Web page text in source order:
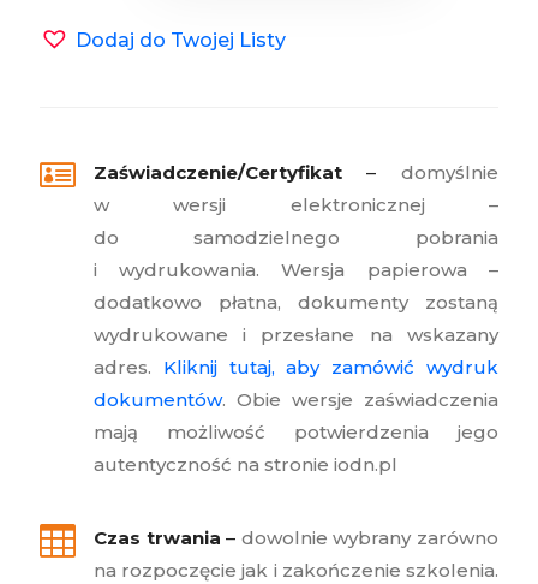
na
nauczyciela
Dodaj do Twojej Listy
 Zaświadczenie/Certyfikat– domyślnie
w wersji elektronicznej –
do samodzielnego pobrania
i wydrukowania. Wersja papierowa –
dodatkowo płatna, dokumenty zostaną
wydrukowane i przesłane na wskazany
adres. Kliknij tutaj, aby zamówić wydruk
dokumentów. Obie wersje zaświadczenia
mają możliwość potwierdzenia jego
autentyczność na stronie iodn.pl
 Czas trwania– dowolnie wybrany zarówno
na rozpoczęcie jak i zakończenie szkolenia.